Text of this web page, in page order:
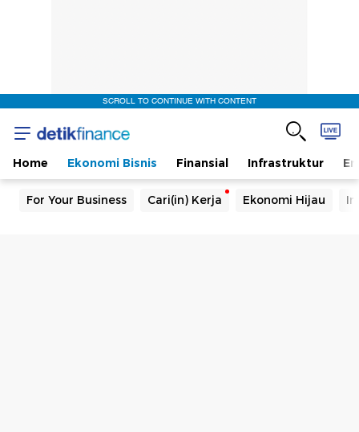
SCROLL TO CONTINUE WITH CONTENT
Home Ekonomi Bisnis Finansial Infrastruktur
For Your Business Cari(in) Kerja Ekonomi Hijau